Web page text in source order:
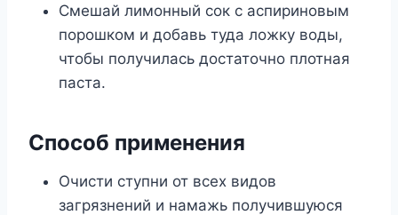
Смешай лимонный сок с аспириновым
порошком и добавь туда ложку воды,
чтобы получилась достаточно плотная
паста.
Способ применения
Очисти ступни от всех видов
загрязнений и намажь получившуюся